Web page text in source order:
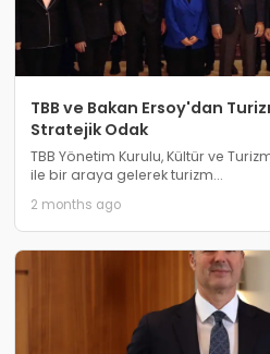
TBB ve Bakan Ersoy'dan
Stratejik Odak
TBB Yönetim Kurulu, Kültür ve
ile bir araya gelerek turizm...
2 months ago